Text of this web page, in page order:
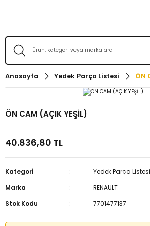
Anasayfa Yedek Parça Listesi ÖN
ÖN CAM (AÇIK YEŞİL)
40.836,80 TL
Kategori
Yedek Parça Listesi
Marka
RENAULT
Stok Kodu
7701477137